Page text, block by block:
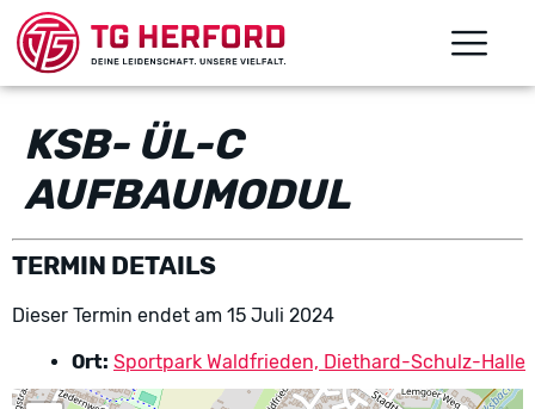
KSB- ÜL-C
AUFBAUMODUL
TERMIN DETAILS
Dieser Termin endet am 15 Juli 2024
Ort: Sportpark Waldfrieden, Diethard-Schulz-Halle